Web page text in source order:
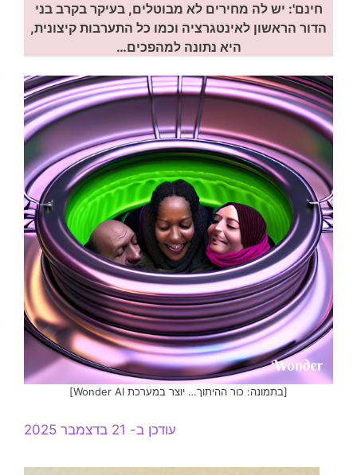
חינם': יש לה מחירים לא מבוטלים, בעיקר בקרב בני
הדור הראשון לאינטגרציה וכמו כל התערבות קיצונית,
היא נתונה למהפכים…
[בתמונה: כור ההיתוך… יוצר במערכת Wonder AI]
עודכן ב- 21 בדצמבר 2025